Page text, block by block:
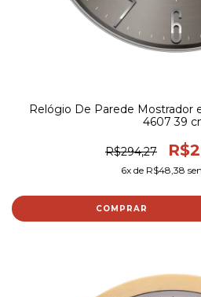
Relógio De Parede Mostrador
4607 39
R$294,27
6x de R$48,38
COMPRAR